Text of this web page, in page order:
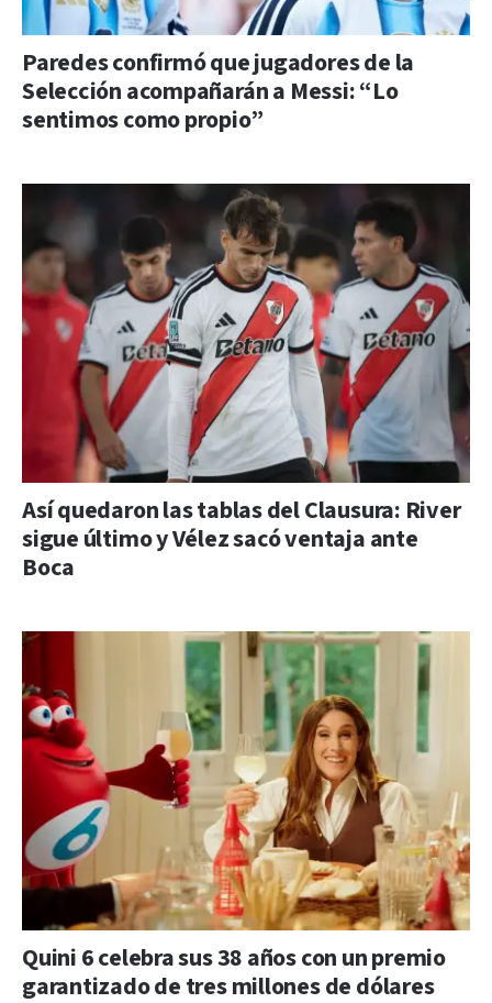
Paredes confirmó que jugadores de la
Selección acompañarán a Messi: “Lo
sentimos como propio”
Así quedaron las tablas del Clausura: River
sigue último y Vélez sacó ventaja ante
Boca
Quini 6 celebra sus 38 años con un premio
garantizado de tres millones de dólares